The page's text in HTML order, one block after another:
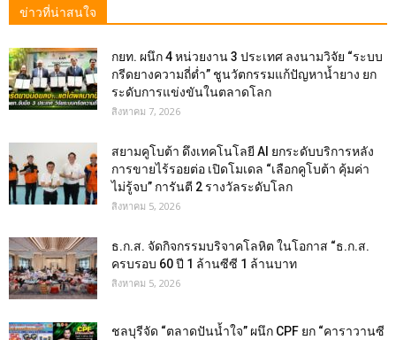
ข่าวที่น่าสนใจ
กยท. ผนึก 4 หน่วยงาน 3 ประเทศ ลงนามวิจัย “ระบบ
กรีดยางความถี่ต่ำ” ชูนวัตกรรมแก้ปัญหาน้ำยาง ยก
ระดับการแข่งขันในตลาดโลก
สิงหาคม 7, 2026
สยามคูโบต้า ดึงเทคโนโลยี AI ยกระดับบริการหลัง
การขายไร้รอยต่อ เปิดโมเดล “เลือกคูโบต้า คุ้มค่า
ไม่รู้จบ” การันตี 2 รางวัลระดับโลก
สิงหาคม 5, 2026
ธ.ก.ส. จัดกิจกรรมบริจาคโลหิต ในโอกาส “ธ.ก.ส.
ครบรอบ 60 ปี 1 ล้านซีซี 1 ล้านบาท
สิงหาคม 5, 2026
ชลบุรีจัด “ตลาดปันน้ำใจ” ผนึก CPF ยก “คาราวานซี